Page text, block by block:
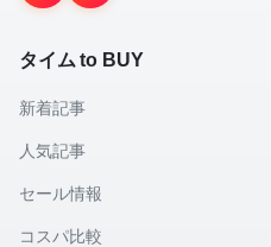
タイム to BUY
新着記事
人気記事
セール情報
コスパ比較